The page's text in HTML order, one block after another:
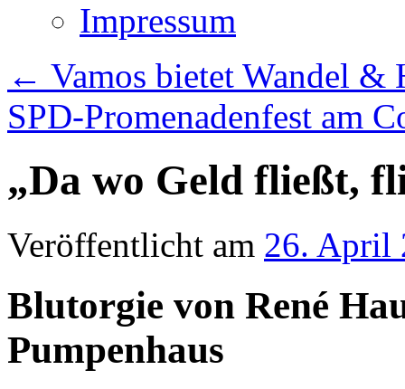
Impressum
← Vamos bietet Wandel &
SPD-Promenadenfest am
„Da wo Geld fließt,
Veröffentlicht am 26. April
Blutorgie von René
Pumpenhaus